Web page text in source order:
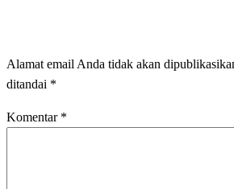
Alamat email Anda tidak akan
ditandai *
Komentar *